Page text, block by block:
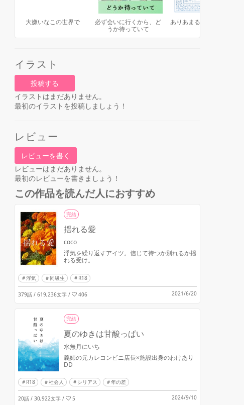
大嫌いなこの世界で
必ず会いに行くから、ど
うか待っていて
ありあまるほどの、幸せ
イラスト
投稿する
イラストはまだありません。
最初のイラストを投稿しましょう！
レビュー
レビューを書く
レビューはまだありません。
最初のレビューを書きましょう！
この作品を読んだ人におすすめ
完結
揺れる愛
coco
浮気を繰り返すアイツ。信じて待つか別れるか揺
れる受け。
浮気 同級生 R18
379話 / 619,236文字 / 406 2021/6/20
完結
夏のゆきは甘酸っぱい
水無月にいち
義姉の元カレコンビニ店長×施設出身のわけあり
DD
R18 社会人 シリアス 年の差
20話 / 30,922文字 / 5 2024/9/10